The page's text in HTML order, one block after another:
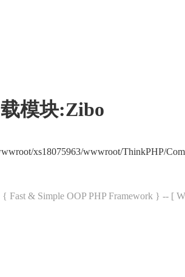
模块:Zibo
xs18075963/wwwroot/ThinkPHP/
{ Fast & Simple OOP PHP Framework } -- [